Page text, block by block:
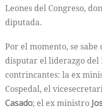
Leones del Congreso,
diputada.
Por el momento, se
disputar el liderazgo del
contrincantes: la ex
Cospedal, el
Casado; el ex ministro